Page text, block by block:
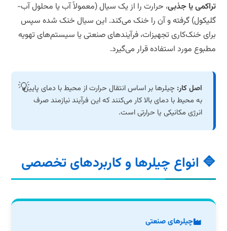
تراکمی یا جذبی، حرارت را از یک سیال (معمولاً آب یا محلول آب-
گلیکول) گرفته و آن را خنک می‌کند. این سیال خنک شده سپس
برای خنک‌کاری تجهیزات، فرآیندهای صنعتی یا سیستم‌های تهویه
مطبوع مورد استفاده قرار می‌گیرد.
اصل کار: چیلرها بر اساس انتقال حرارت از محیط با دمای پایین
به محیط با دمای بالا کار می‌کنند که این فرآیند نیازمند صرف
انرژی مکانیکی یا حرارتی است.
🔷 انواع چیلرها و کاربردهای تخصصی
چیلرهای صنعتی